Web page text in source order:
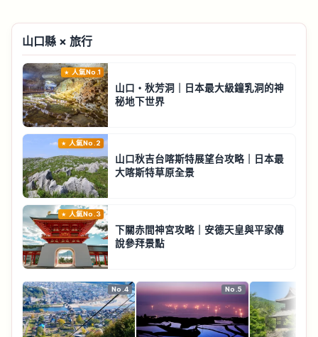
山口縣 × 旅行
人氣No.1
山口・秋芳洞｜日本最大級鐘乳洞的神
秘地下世界
人氣No.2
山口秋吉台喀斯特展望台攻略｜日本最
大喀斯特草原全景
人氣No.3
下關赤間神宮攻略｜安德天皇與平家傳
說參拜景點
No.4 No.5